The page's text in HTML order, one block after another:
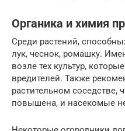
Органика и химия
Среди растений,
лук, чеснок, ромашку.
возле тех культур,
вредителей. Также
растительном соседстве,
повышена, и насекомые